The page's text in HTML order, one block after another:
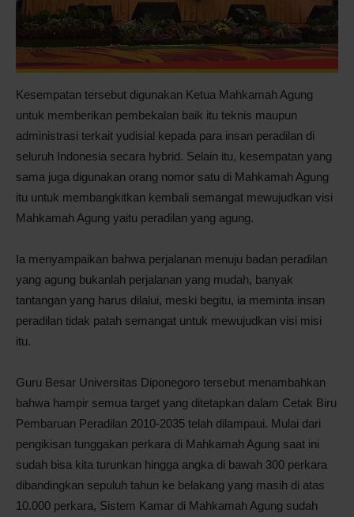
Kesempatan tersebut digunakan Ketua Mahkamah Agung
untuk memberikan pembekalan baik itu teknis maupun
administrasi terkait yudisial kepada para insan peradilan di
seluruh Indonesia secara hybrid. Selain itu, kesempatan yang
sama juga digunakan orang nomor satu di Mahkamah Agung
itu untuk membangkitkan kembali semangat mewujudkan visi
Mahkamah Agung yaitu peradilan yang agung.
Ia menyampaikan bahwa perjalanan menuju badan peradilan
yang agung bukanlah perjalanan yang mudah, banyak
tantangan yang harus dilalui, meski begitu, ia meminta insan
peradilan tidak patah semangat untuk mewujudkan visi misi
itu.
Guru Besar Universitas Diponegoro tersebut menambahkan
bahwa hampir semua target yang ditetapkan dalam Cetak Biru
Pembaruan Peradilan 2010-2035 telah dilampaui. Mulai dari
pengikisan tunggakan perkara di Mahkamah Agung saat ini
sudah bisa kita turunkan hingga angka di bawah 300 perkara
dibandingkan sepuluh tahun ke belakang yang masih di atas
10.000 perkara, Sistem Kamar di Mahkamah Agung sudah